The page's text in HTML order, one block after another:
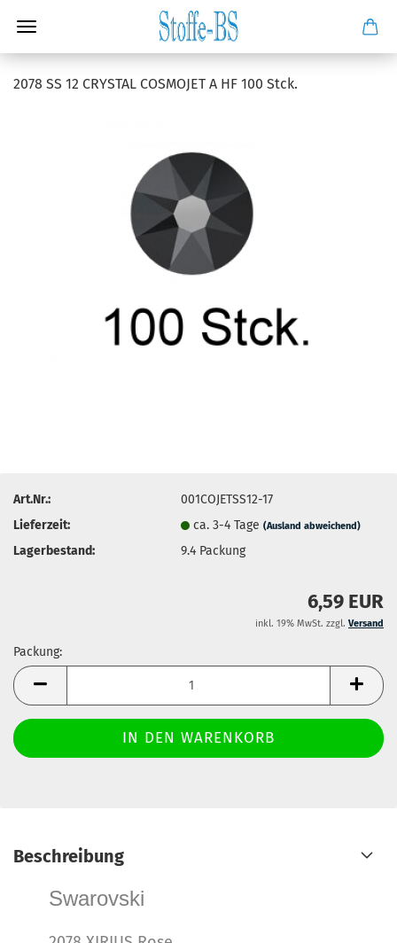
2078 SS 12 CRYSTAL COSMOJET A HF 100 Stck.
Art.Nr.:
001COJETSS12-17
Lieferzeit:
ca. 3-4 Tage(Ausland abweichend)
Lagerbestand: 9.4 Packung
6,59 EUR
inkl. 19% MwSt. zzgl. Versand
Packung:
Packung
Beschreibung
Swarovski